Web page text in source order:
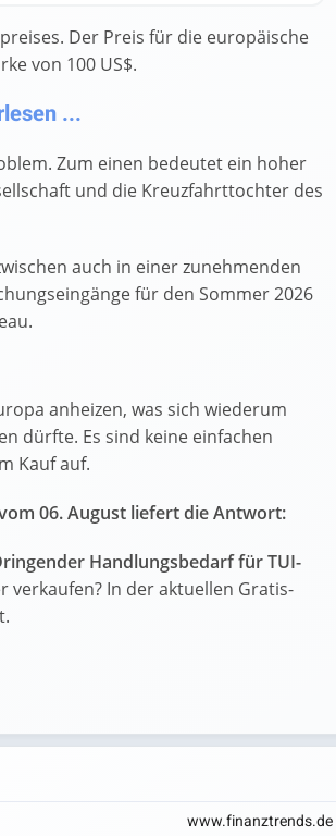
Der Preis für die europäische
von 100 US$.
...
Zum einen bedeutet ein hoher
und die Kreuzfahrttochter des
auch in einer zunehmenden
für den Sommer 2026
anheizen, was sich wiederum
dürfte. Es sind keine einfachen
Kauf auf.
06. August liefert die Antwort:
Handlungsbedarf für TUI-
verkaufen? In der aktuellen Gratis-
www.finanztrends.de